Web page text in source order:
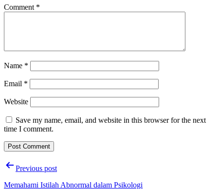
Comment *
Name *
Email *
Website
Save my name, email, and website in this browser for the next
time I comment.
PostPrevious post
Memahami Istilah Abnormal dalam Psikologi